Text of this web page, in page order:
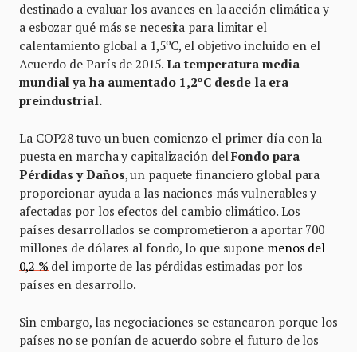
destinado a evaluar los avances en la acción climática y
a esbozar qué más se necesita para limitar el
calentamiento global a 1,5ºC, el objetivo incluido en el
Acuerdo de París de 2015. La temperatura media
mundial ya ha aumentado 1,2ºC desde la era
preindustrial.
La COP28 tuvo un buen comienzo el primer día con la
puesta en marcha y capitalización delFondo para
Pérdidas y Daños, un paquete financiero global para
proporcionar ayuda a las naciones más vulnerables y
afectadas por los efectos del cambio climático. Los
países desarrollados se comprometieron a aportar 700
millones de dólares al fondo, lo que supone menos del
0,2 %del importe de las pérdidas estimadas por los
países en desarrollo.
Sin embargo, las negociaciones se estancaron porque los
países no se ponían de acuerdo sobre el futuro de los